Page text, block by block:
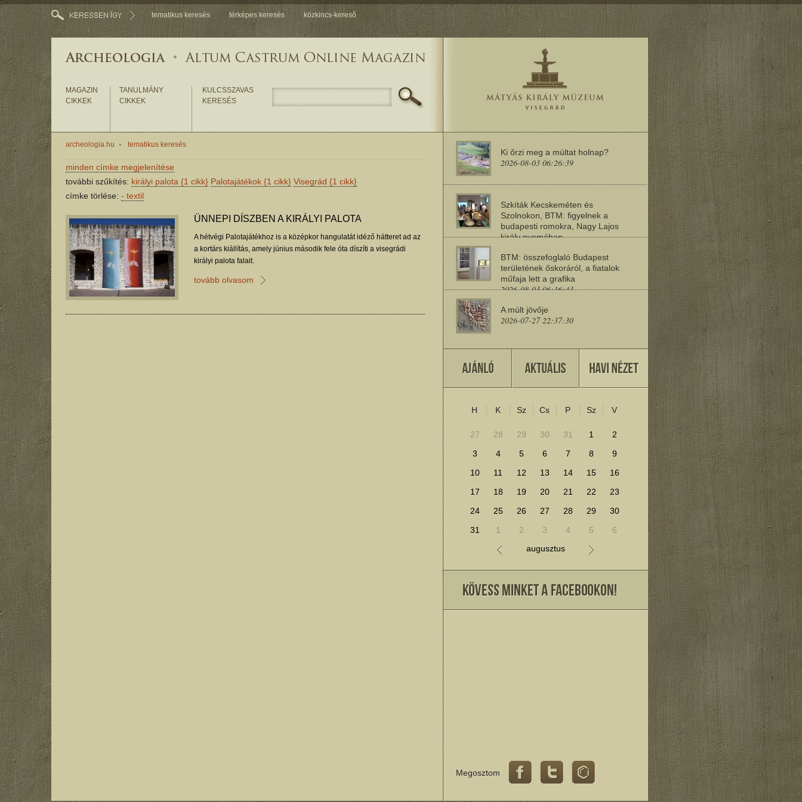
tematikus keresés térképes keresés közkincs-kereső
MAGAZIN
CIKKEK
TANULMÁNY
CIKKEK
KULCSSZAVAS
KERESÉS
archeologia.hu tematikus keresés
minden címke megjelenítése
további szűkítés: királyi palota {1 cikk} Palotajátékok {1 cikk} Visegrád {1 cikk}
címke törlése: - textil
ÜNNEPI DÍSZBEN A KIRÁLYI PALOTA
A hétvégi Palotajátékhoz is a középkor hangulatát idéző hátteret ad az
a kortárs kiállítás, amely június második fele óta díszíti a visegrádi
királyi palota falait.
tovább olvasom
Ki őrzi meg a múltat holnap?
2026-08-03 06:26:39
Szkíták Kecskeméten és
Szolnokon, BTM: figyelnek a
budapesti romokra, Nagy Lajos
király nyomában
BTM: összefoglaló Budapest
területének őskoráról, a fiatalok
műfaja lett a grafika
2026-08-03 06:16:43
A múlt jövője
2026-07-27 22:37:30
Miért szeresd a műemlékeket?
2026-07-25 11:30:41
További cikkek megjelenítéséhez kattints ide!
H K Sz Cs P Sz V
27 28 29 30 31 1
2
3
4 5 6 7 8
9
10
11 12 13 14 15
16
17
18 19 20 21 22
23
24
25 26 27 28 29
30
31
1 2 3 4 5
6
augusztus
Megosztom